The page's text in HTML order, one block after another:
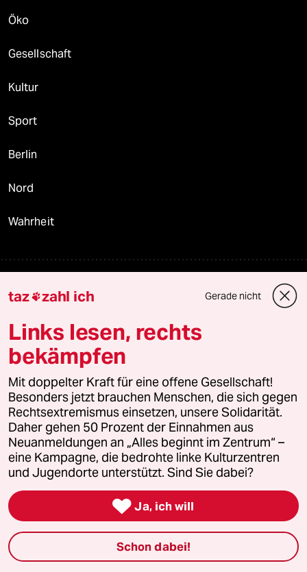
Öko
Gesellschaft
Kultur
Sport
Berlin
Nord
Wahrheit
Nahost-Konflikt
USA unter Trump
Landtagswahl in Sachsen-Anhalt
Hitze
Surfen
Verlag
Aktuelles
taz zahl ich Gerade nicht
Links lesen, rechts
bekämpfen
Mit doppelter Kraft für eine offene Gesellschaft!
Besonders jetzt brauchen Menschen, die sich gegen
Rechtsextremismus einsetzen, unsere Solidarität.
Daher gehen 50 Prozent der Einnahmen aus
Neuanmeldungen an „Alles beginnt im Zentrum“ –
eine Kampagne, die bedrohte linke Kulturzentren
und Jugendorte unterstützt. Sind Sie dabei?
 Ja, ich will
Schon dabei!